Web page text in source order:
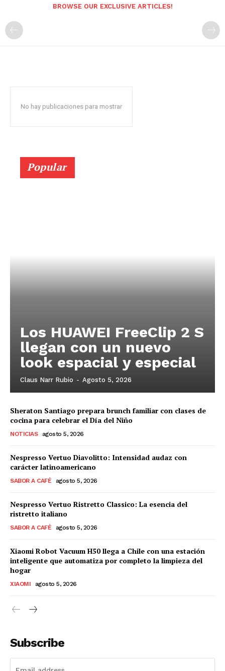
BROWSE OUR EXCLUSIVE ARTICLES!
No hay publicaciones para mostrar
Popular
Los HUAWEI FreeClip 2 S
llegan con un nuevo
look espacial y especial
Claus Narr Rubio - Agosto 5, 2026
Sheraton Santiago prepara brunch familiar con clases de
cocina para celebrar el Día del Niño
NOTICIAS agosto 5, 2026
Nespresso Vertuo Diavolitto: Intensidad audaz con
carácter latinoamericano
SABOR A CAFÉ agosto 5, 2026
Nespresso Vertuo Ristretto Classico: La esencia del
ristretto italiano
SABOR A CAFÉ agosto 5, 2026
Xiaomi Robot Vacuum H50 llega a Chile con una estación
inteligente que automatiza por completo la limpieza del
hogar
XIAOMI agosto 5, 2026
Subscribe